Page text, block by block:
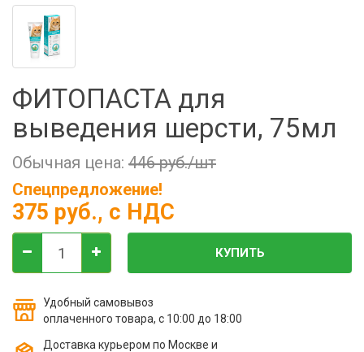
Фильтры молочные
Электронная маркировка коров
Держатели лизунцов
ФИТОПАСТА для
выведения шерсти, 75мл
Обычная цена: 446 руб./шт
Спецпредложение!
375 руб., с НДС
КУПИТЬ
Удобный самовывоз
оплаченного товара, с 10:00 до 18:00
Доставка курьером по Москве и